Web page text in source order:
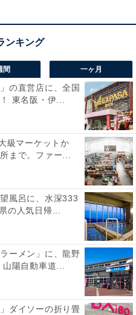
間 一ヶ月
の直営店に、全国
東名阪・伊...
級マーケットか
まで。ファー...
風呂に、水深333
の人気日帰...
ーメン」に、龍野
陽自動車道...
ダイソーの折り畳